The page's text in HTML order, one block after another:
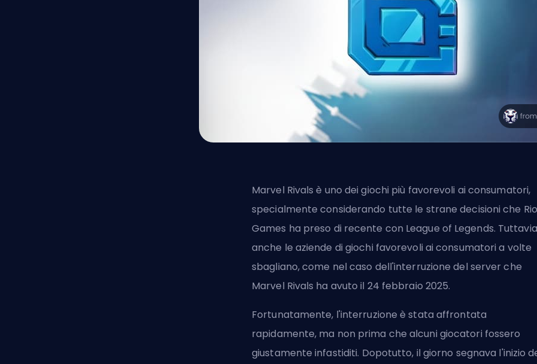
Marvel Rivals è uno dei giochi più favorevoli ai consumatori,
specialmente considerando tutte le strane decisioni che
Games ha preso di recente con League of Legends.
anche le aziende di giochi favorevoli ai consumatori a volte
sbagliano, come nel caso dell'interruzione del server che
Marvel Rivals ha avuto il 24 febbraio 2025.
Fortunatamente, l'interruzione è stata affrontata
rapidamente, ma non prima che alcuni giocatori fossero
giustamente infastiditi. Dopotutto, il giorno segnava l'inizio